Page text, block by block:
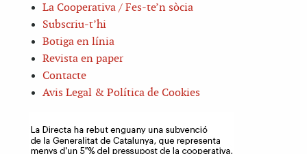
La Cooperativa / Fes-te’n sòcia
Subscriu-t’hi
Botiga en línia
Revista en paper
Contacte
Avis Legal & Política de Cookies